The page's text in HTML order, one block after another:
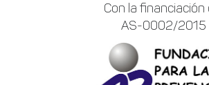
Con la financiación
AS-0002/2015